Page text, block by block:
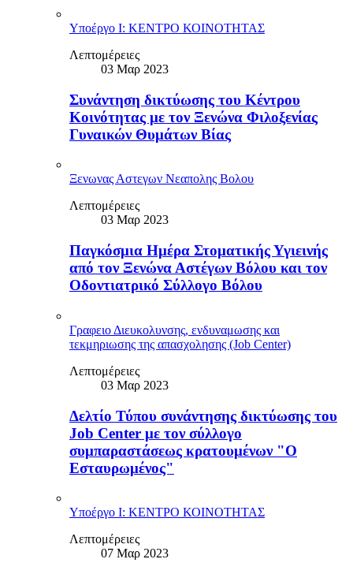
Υποέργο Ι: ΚΕΝΤΡΟ ΚΟΙΝΟΤΗΤΑΣ
Λεπτομέρειες
03 Μαρ 2023
Συνάντηση δικτύωσης του Κέντρου
Κοινότητας με τον Ξενώνα Φιλοξενίας
Γυναικών Θυμάτων Βίας
Ξενωνας Αστεγων Νεαπολης Βολου
Λεπτομέρειες
03 Μαρ 2023
Παγκόσμια Ημέρα Στοματικής Υγιεινής
από τον Ξενώνα Αστέγων Βόλου και τον
Οδοντιατρικό Σύλλογο Βόλου
Γραφειο Διευκολυνσης, ενδυναμωσης και
τεκμηριωσης της απασχολησης (Job Center)
Λεπτομέρειες
03 Μαρ 2023
Δελτίο Τύπου συνάντησης δικτύωσης του
Job Center με τον σύλλογο
συμπαραστάσεως κρατουμένων "Ο
Εσταυρωμένος"
Υποέργο Ι: ΚΕΝΤΡΟ ΚΟΙΝΟΤΗΤΑΣ
Λεπτομέρειες
07 Μαρ 2023